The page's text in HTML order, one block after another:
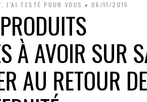
J'AI TESTÉ POUR VOUS 06/11/2015
À AVOIR SUR
AU RETOUR DE